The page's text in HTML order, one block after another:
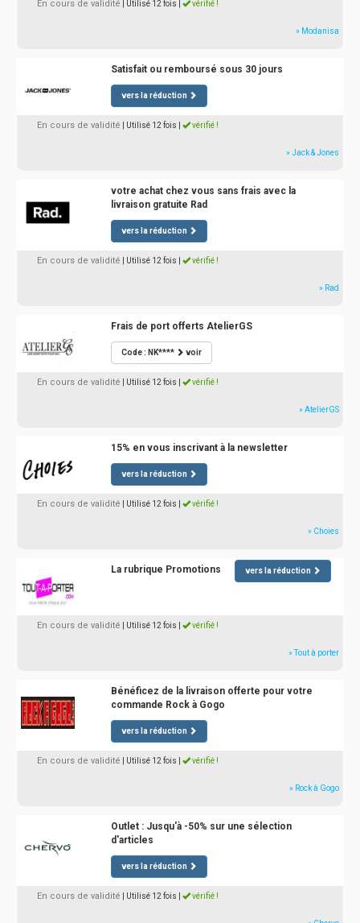
En cours de validité | Utilisé 12 fois vérifié !
» Modanisa
Satisfait ou remboursé sous 30 jours
vers la réduction
En cours de validité | Utilisé 12 fois vérifié !
» Jack & Jones
votre achat chez vous sans frais avec la
livraison gratuite Rad
vers la réduction
En cours de validité | Utilisé 12 fois vérifié !
» Rad
Frais de port offerts AtelierGS
Code : NK**** voir
En cours de validité | Utilisé 12 fois vérifié !
» AtelierGS
15% en vous inscrivant à la newsletter
vers la réduction
En cours de validité | Utilisé 12 fois vérifié !
» Choies
La rubrique Promotions vers la réduction
En cours de validité | Utilisé 12 fois vérifié !
» Tout à porter
Bénéficez de la livraison offerte pour votre
commande Rock à Gogo
vers la réduction
En cours de validité | Utilisé 12 fois vérifié !
» Rock à Gogo
Outlet : Jusqu'à -50% sur une sélection
d'articles
vers la réduction
En cours de validité | Utilisé 12 fois vérifié !